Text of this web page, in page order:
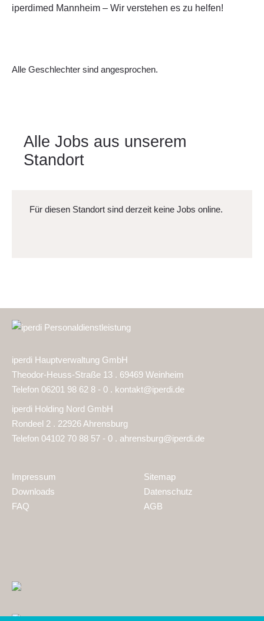
iperdimed Mannheim – Wir verstehen es zu helfen!
Alle Geschlechter sind angesprochen.
Alle Jobs aus unserem
Standort
Für diesen Standort sind derzeit keine Jobs online.
iperdi Hauptverwaltung GmbH
Theodor-Heuss-Straße 13 . 69469 Weinheim
Telefon 06201 98 62 8 - 0 . kontakt@iperdi.de
iperdi Holding Nord GmbH
Rondeel 2 . 22926 Ahrensburg
Telefon 04102 70 88 57 - 0 . ahrensburg@iperdi.de
Impressum
Downloads
FAQ
Sitemap
Datenschutz
AGB